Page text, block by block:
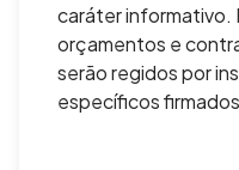
caráter informativo.
orçamentos e
serão regidos por
específicos